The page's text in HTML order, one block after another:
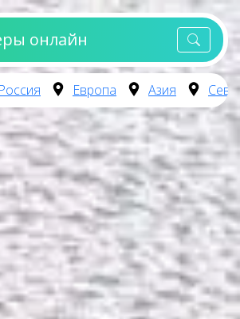
онлайн
Россия Европа Азия